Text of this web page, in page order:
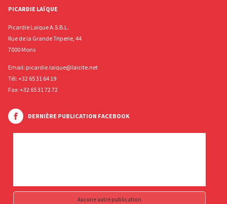
PICARDIE LAÏQUE
Picardie Laïque A.S.B.L.
Rue de la Grande Triperie, 44
7000 Mons
Email: picardie.laique@laicite.net
Tél: +32 65 31 64 19
Fax: +32 65 31 72 72
DERNIÈRE PUBLICATION FACEBOOK
Aucune autre publication